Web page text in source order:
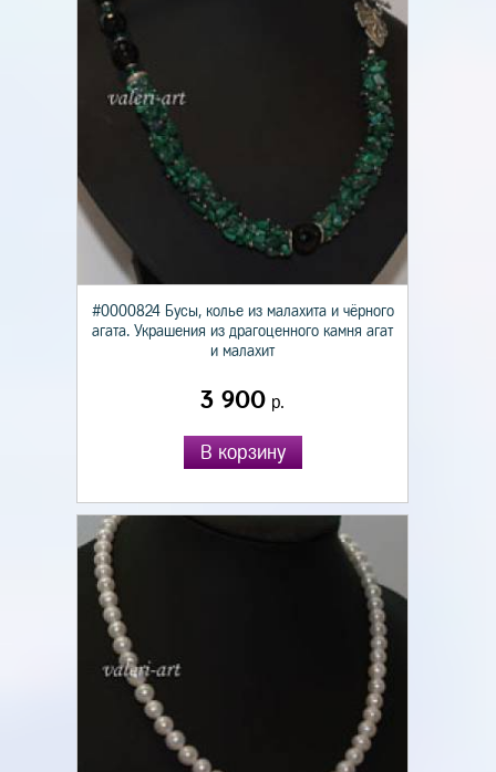
#0000824 Бусы, колье из малахита и чёрного
агата. Украшения из драгоценного камня агат
и малахит
3 900 р.
В корзину